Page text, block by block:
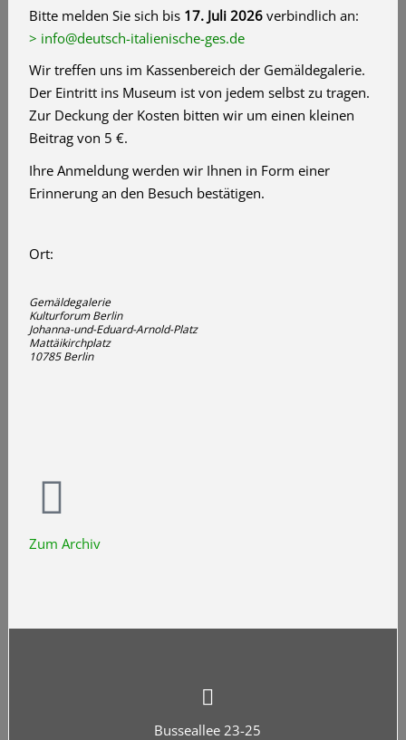
Bitte melden Sie sich bis 17. Juli 2026 verbindlich an:
> info@deutsch-italienische-ges.de
Wir treffen uns im Kassenbereich der Gemäldegalerie.
Der Eintritt ins Museum ist von jedem selbst zu tragen.
Zur Deckung der Kosten bitten wir um einen kleinen
Beitrag von 5 €.
Ihre Anmeldung werden wir Ihnen in Form einer
Erinnerung an den Besuch bestätigen.
Ort:
Gemäldegalerie
Kulturforum Berlin
Johanna-und-Eduard-Arnold-Platz
Mattäikirchplatz
10785 Berlin
Zum Archiv
Busseallee 23-25